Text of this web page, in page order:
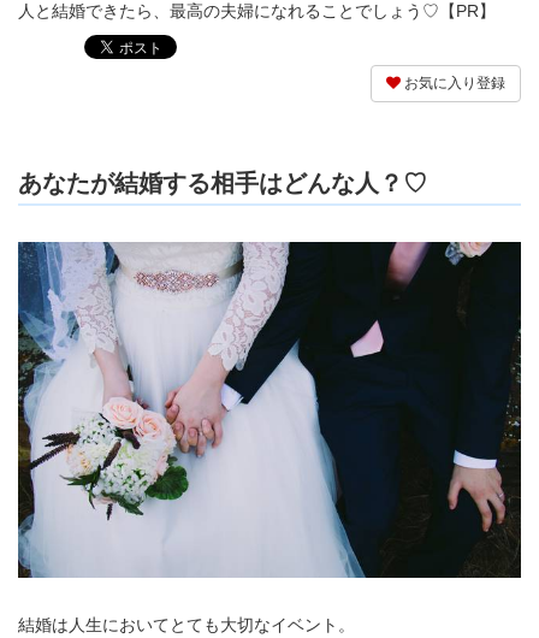
人と結婚できたら、最高の夫婦になれることでしょう♡【PR】
お気に入り登録
あなたが結婚する相手はどんな人？♡
結婚は人生においてとても大切なイベント。